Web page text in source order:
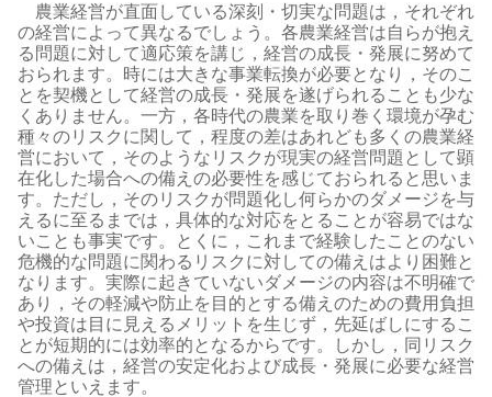
農業経営が直面している深刻・切実な問題は，それぞれ
の経営によって異なるでしょう。各農業経営は自らが抱え
る問題に対して適応策を講じ，経営の成長・発展に努めて
おられます。時には大きな事業転換が必要となり，そのこ
とを契機として経営の成長・発展を遂げられることも少な
くありません。一方，各時代の農業を取り巻く環境が孕む
種々のリスクに関して，程度の差はあれども多くの農業経
営において，そのようなリスクが現実の経営問題として顕
在化した場合への備えの必要性を感じておられると思いま
す。ただし，そのリスクが問題化し何らかのダメージを与
えるに至るまでは，具体的な対応をとることが容易ではな
いことも事実です。とくに，これまで経験したことのない
危機的な問題に関わるリスクに対しての備えはより困難と
なります。実際に起きていないダメージの内容は不明確で
あり，その軽減や防止を目的とする備えのための費用負担
や投資は目に見えるメリットを生じず，先延ばしにするこ
とが短期的には効率的となるからです。しかし，同リスク
への備えは，経営の安定化および成長・発展に必要な経営
管理といえます。